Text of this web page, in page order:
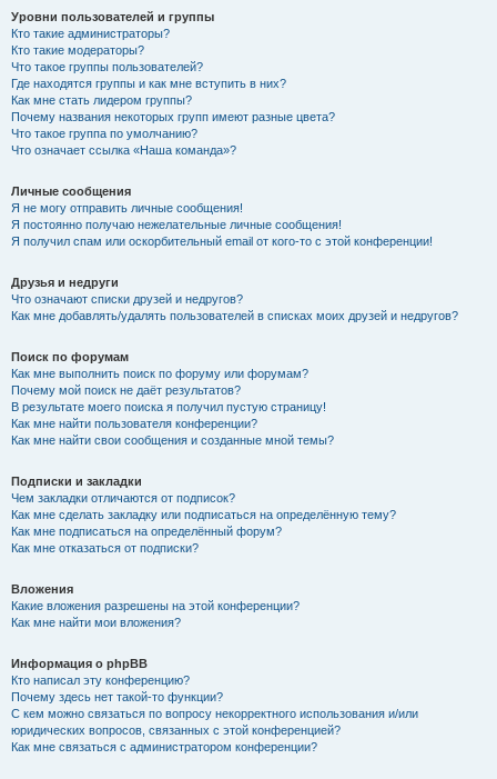
Уровни пользователей и группы
Кто такие администраторы?
Кто такие модераторы?
Что такое группы пользователей?
Где находятся группы и как мне вступить в них?
Как мне стать лидером группы?
Почему названия некоторых групп имеют разные цвета?
Что такое группа по умолчанию?
Что означает ссылка «Наша команда»?
Личные сообщения
Я не могу отправить личные сообщения!
Я постоянно получаю нежелательные личные сообщения!
Я получил спам или оскорбительный email от кого-то с этой конференции!
Друзья и недруги
Что означают списки друзей и недругов?
Как мне добавлять/удалять пользователей в списках моих друзей и недругов?
Поиск по форумам
Как мне выполнить поиск по форуму или форумам?
Почему мой поиск не даёт результатов?
В результате моего поиска я получил пустую страницу!
Как мне найти пользователя конференции?
Как мне найти свои сообщения и созданные мной темы?
Подписки и закладки
Чем закладки отличаются от подписок?
Как мне сделать закладку или подписаться на определённую тему?
Как мне подписаться на определённый форум?
Как мне отказаться от подписки?
Вложения
Какие вложения разрешены на этой конференции?
Как мне найти мои вложения?
Информация о phpBB
Кто написал эту конференцию?
Почему здесь нет такой-то функции?
С кем можно связаться по вопросу некорректного использования и/или
юридических вопросов, связанных с этой конференцией?
Как мне связаться с администратором конференции?